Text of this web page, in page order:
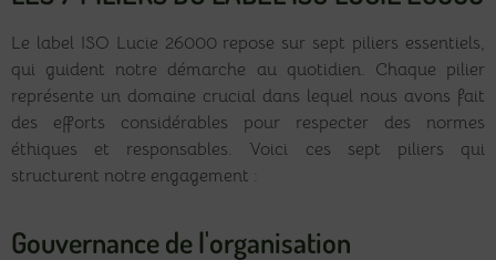
Le label ISO Lucie 26000 repose sur sept piliers essentiels,
qui guident notre démarche au quotidien. Chaque pilier
représente un domaine crucial dans lequel nous avons fait
des efforts considérables pour respecter des normes
éthiques et responsables. Voici ces sept piliers qui
structurent notre engagement :
Gouvernance de l'organisation